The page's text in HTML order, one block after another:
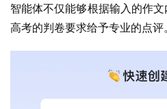
智能体不仅能够根据输入的作
高考的判卷要求给予专业的点评。